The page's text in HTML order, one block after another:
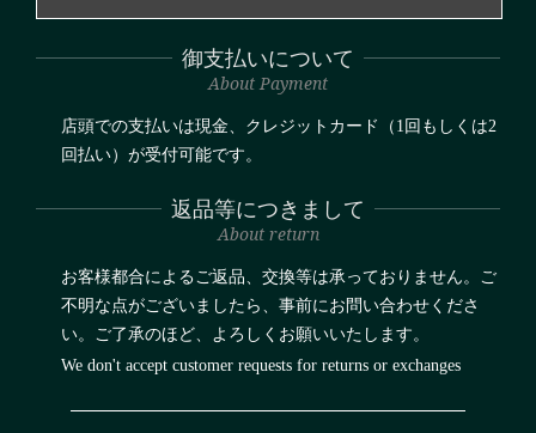
御支払いについて
About Payment
店頭での支払いは現金、クレジットカード（1回もしくは2
回払い）が受付可能です。
返品等につきまして
About return
お客様都合によるご返品、交換等は承っておりません。ご
不明な点がございましたら、事前にお問い合わせくださ
い。ご了承のほど、よろしくお願いいたします。
We don't accept customer requests for returns or exchanges